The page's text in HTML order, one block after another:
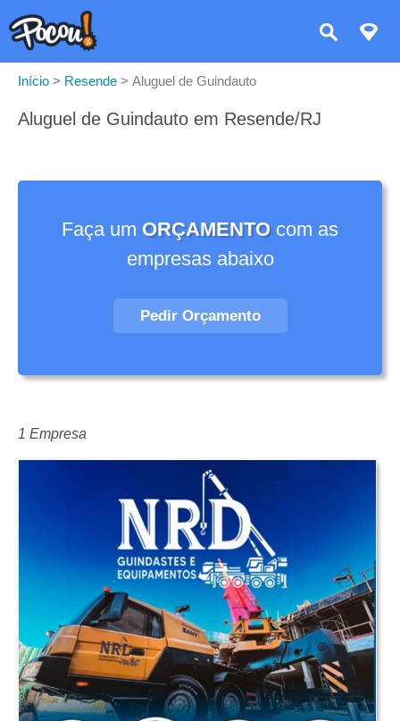
Início > Resende > Aluguel de Guindauto
Aluguel de Guindauto em Resende/RJ
Faça um ORÇAMENTOcom as
empresas abaixo
Pedir Orçamento
1 Empresa